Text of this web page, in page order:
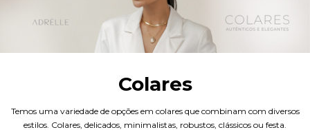
Colares
Temos uma variedade de opções em colares que combinam com diversos
estilos. Colares, delicados, minimalistas, robustos, clássicos ou festa.